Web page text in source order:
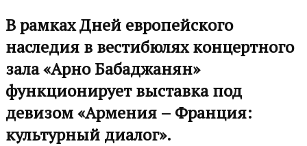
В рамках Дней европейского
наследия в вестибюлях концертного
зала «Арно Бабаджанян»
функционирует выставка под
девизом «Армения – Франция:
культурный диалог».